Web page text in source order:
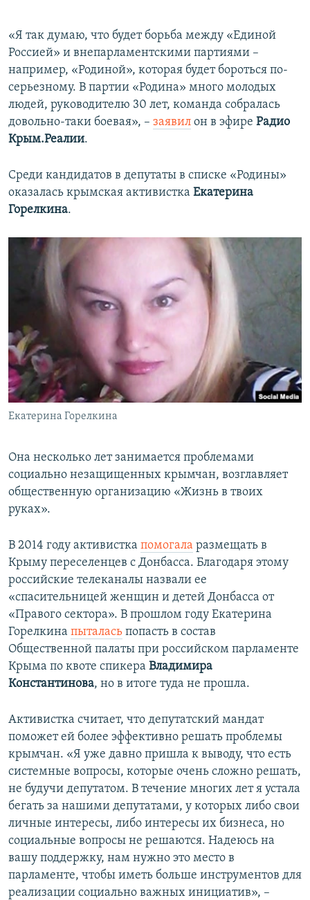
«Я так думаю, что будет борьба между «Единой
Россией» и внепарламентскими партиями –
например, «Родиной», которая будет бороться по-
серьезному. В партии «Родина» много молодых
людей, руководителю 30 лет, команда собралась
довольно-таки боевая», – заявил он в эфире Радио
Крым.Реалии.
Среди кандидатов в депутаты в списке «Родины»
оказалась крымская активистка Екатерина
Горелкина.
Екатерина Горелкина
Она несколько лет занимается проблемами
социально незащищенных крымчан, возглавляет
общественную организацию «Жизнь в твоих
руках».
В 2014 году активистка помогала размещать в
Крыму переселенцев с Донбасса. Благодаря этому
российские телеканалы назвали ее
«спасительницей женщин и детей Донбасса от
«Правого сектора». В прошлом году Екатерина
Горелкина пыталась попасть в состав
Общественной палаты при российском парламенте
Крыма по квоте спикера Владимира
Константинова, но в итоге туда не прошла.
Активистка считает, что депутатский мандат
поможет ей более эффективно решать проблемы
крымчан. «Я уже давно пришла к выводу, что есть
системные вопросы, которые очень сложно решать,
не будучи депутатом. В течение многих лет я устала
бегать за нашими депутатами, у которых либо свои
личные интересы, либо интересы их бизнеса, но
социальные вопросы не решаются. Надеюсь на
вашу поддержку, нам нужно это место в
парламенте, чтобы иметь больше инструментов для
реализации социально важных инициатив», –